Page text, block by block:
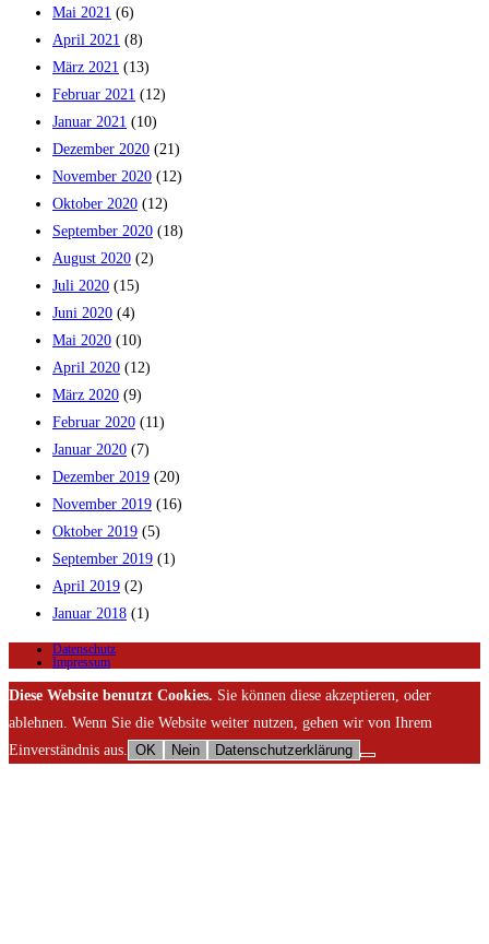
Mai 2021 (6)
April 2021 (8)
März 2021 (13)
Februar 2021 (12)
Januar 2021 (10)
Dezember 2020 (21)
November 2020 (12)
Oktober 2020 (12)
September 2020 (18)
August 2020 (2)
Juli 2020 (15)
Juni 2020 (4)
Mai 2020 (10)
April 2020 (12)
März 2020 (9)
Februar 2020 (11)
Januar 2020 (7)
Dezember 2019 (20)
November 2019 (16)
Oktober 2019 (5)
September 2019 (1)
April 2019 (2)
Januar 2018 (1)
Datenschutz
Impressum
Diese Website benutzt Cookies. Sie können diese akzeptieren, oder
ablehnen. Wenn Sie die Website weiter nutzen, gehen wir von Ihrem
Einverständnis aus.
OK Nein Datenschutzerklärung